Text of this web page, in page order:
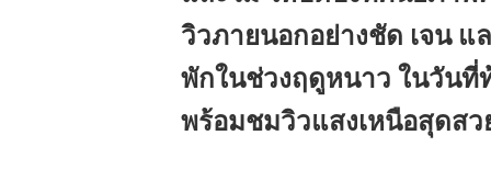
วิวภายนอกอย่างชัด เจน
พักในช่วงฤดูหนาว ในวันที่
พร้อมชมวิวแสงเหนือสุด